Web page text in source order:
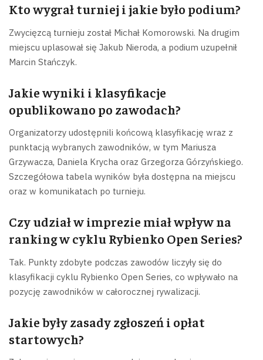
Kto wygrał turniej i jakie było podium?
Zwycięzcą turnieju został Michał Komorowski. Na drugim
miejscu uplasował się Jakub Nieroda, a podium uzupełnił
Marcin Stańczyk.
Jakie wyniki i klasyfikacje
opublikowano po zawodach?
Organizatorzy udostępnili końcową klasyfikację wraz z
punktacją wybranych zawodników, w tym Mariusza
Grzywacza, Daniela Krycha oraz Grzegorza Górzyńskiego.
Szczegółowa tabela wyników była dostępna na miejscu
oraz w komunikatach po turnieju.
Czy udział w imprezie miał wpływ na
ranking w cyklu Rybienko Open Series?
Tak. Punkty zdobyte podczas zawodów liczyły się do
klasyfikacji cyklu Rybienko Open Series, co wpływało na
pozycję zawodników w całorocznej rywalizacji.
Jakie były zasady zgłoszeń i opłat
startowych?